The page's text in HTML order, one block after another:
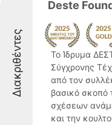
Διακριθέντες
Deste
Το Ίδρυμα
Σύγχρονης
από τον
βασικό σκοπό
σχέσεων
και την